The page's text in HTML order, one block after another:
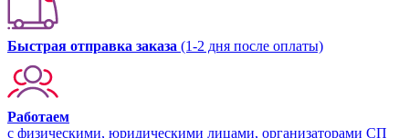
Быстрая отправка заказа (1-2 дня после оплаты)
Работаем
с физическими, юридическими лицами, организаторами СП